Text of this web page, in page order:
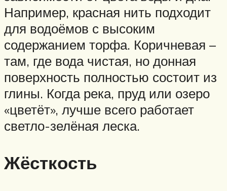
Например, красная нить подходит
для водоёмов с высоким
содержанием торфа. Коричневая –
там, где вода чистая, но донная
поверхность полностью состоит из
глины. Когда река, пруд или озеро
«цветёт», лучше всего работает
светло-зелёная леска.
Жёсткость